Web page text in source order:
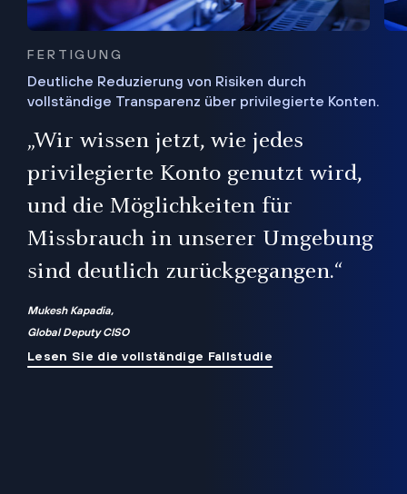
FERTIGUNG
Deutliche Reduzierung von Risiken durch
vollständige Transparenz über privilegierte Konten.
„Wir wissen jetzt, wie jedes
privilegierte Konto genutzt wird,
und die Möglichkeiten für
Missbrauch in unserer Umgebung
sind deutlich zurückgegangen.“
Mukesh Kapadia,
Global Deputy CISO
Lesen Sie die vollständige Fallstudie